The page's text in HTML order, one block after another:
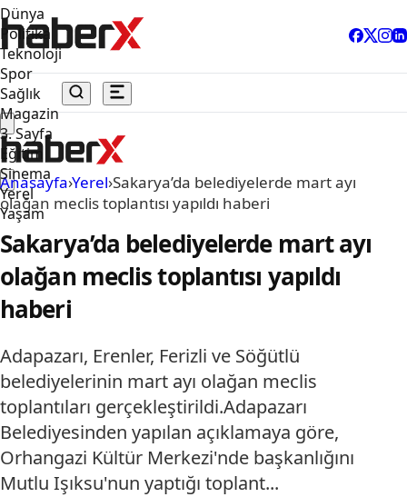
Dünya
Politika
Teknoloji
Spor
Sağlık
Magazin
3. Sayfa
Eğitim
Sinema
Yerel
Yaşam
Anasayfa›Yerel›Sakarya’da belediyelerde mart ayı
olağan meclis toplantısı yapıldı haberi
Sakarya’da belediyelerde mart ayı
olağan meclis toplantısı yapıldı
haberi
Adapazarı, Erenler, Ferizli ve Söğütlü
belediyelerinin mart ayı olağan meclis
toplantıları gerçekleştirildi.Adapazarı
Belediyesinden yapılan açıklamaya göre,
Orhangazi Kültür Merkezi'nde başkanlığını
Mutlu Işıksu'nun yaptığı toplant...